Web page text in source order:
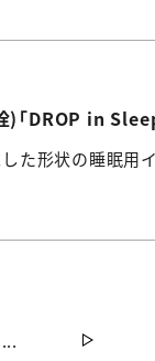
DROP in Sleep
形状の睡眠用
...